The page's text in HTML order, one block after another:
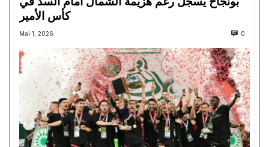
كأس الأمير
Mai 1, 2026 0